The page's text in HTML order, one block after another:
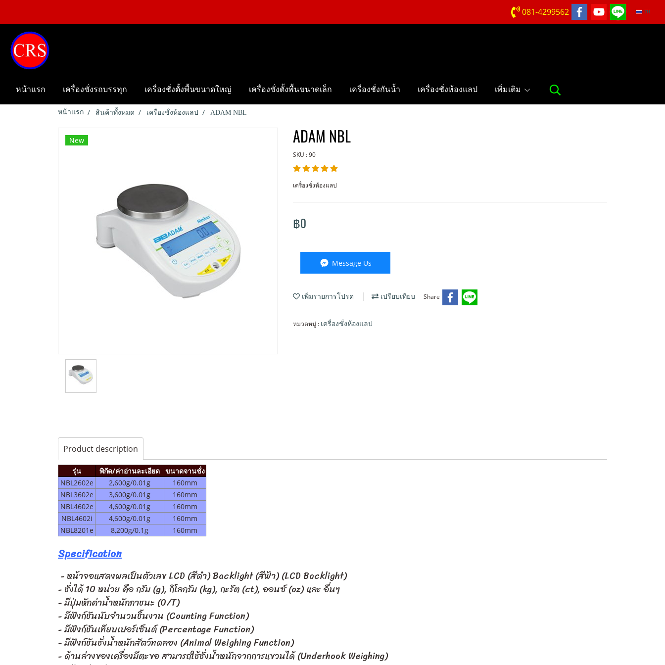
081-4299562 TH
หน้าแรก เครื่องชั่งรถบรรทุก เครื่องชั่งตั้งพื้นขนาดใหญ่ เครื่องชั่งตั้งพื้นขนาดเล็ก เครื่องชั่งกันน้ำ เครื่องชั่งห้องแลป เพิ่มเติม
หน้าแรก สินค้าทั้งหมด เครื่องชั่งห้องแลป ADAM NBL
New ADAM NBL
SKU : 90
เครื่องชั่งห้องแลป
฿0
Message Us
เพิ่มรายการโปรด เปรียบเทียบ Share
หมวดหมู่ : เครื่องชั่งห้องแลป
Product description
รุ่น พิกัด/ค่าอ่านละเอียด ขนาดจานชั่ง
NBL2602e
2,600g/0.01g
160mm
NBL3602e
3,600g/0.01g
160mm
NBL4602e
4,600g/0.01g
160mm
NBL4602i
4,600g/0.01g
160mm
NBL8201e
8,200g/0.1g 160mm
Specification
- หน้าจอแสดงผลเป็นตัวเลข LCD (สีดำ) Backlight (สีฟ้า) (LCD Backlight)
- ชั่งได้ 10 หน่วย คือ กรัม (g), กิโลกรัม (kg), กะรัต (ct), ออนซ์ (oz) และ อื่นๆ
- มีปุ่มหักค่าน้ำหนักภาชนะ (0/T)
- มีฟังก์ชันนับจำนวนชิ้นงาน (Counting Function)
- มีฟังก์ชันเทียบเปอร์เซ็นต์ (Percentage Function)
- มีฟังก์ชันชั่งน้ำหนักสัตว์ทดลอง (Animal Weighing Function)
- ด้านล่างของเครื่องมีตะขอ สามารถใช้ชั่งน้ำหนักจากการแขวนได้ (Underhook Weighing)